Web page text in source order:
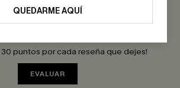
30 puntos por cada reseña que dejes!
EVALUAR
QUEDARME AQUÍ